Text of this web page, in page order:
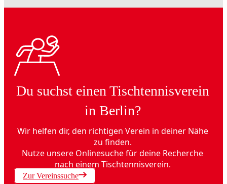
Du suchst einen Tischtennisverein
in Berlin?
Wir helfen dir, den richtigen Verein in deiner Nähe
zu finden.
Nutze unsere Onlinesuche für deine Recherche
nach einem Tischtennisverein.
Zur Vereinssuche